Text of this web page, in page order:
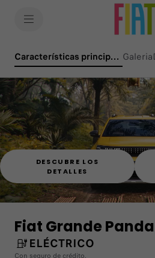
Características principales Galeria
DESCUBRE LOS
DETALLES
Fiat Grande
ELÉCTRICO
Con seguro de crédito.